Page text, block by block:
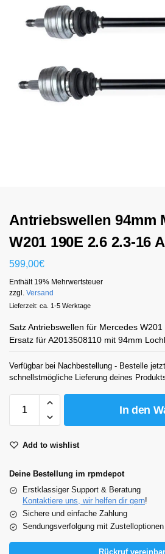
Antriebswellen 94mm
W201 190E 2.6 2.3-16
599,00€
Enthält 19% Mehrwertsteuer
zzgl. Versand
Lieferzeit: ca. 1-5 Werktage
Satz Antriebswellen für Mercedes
Ersatz für A2013508110 mit 94mm
Verfügbar bei Nachbestellung - Bestelle
schnellstmögliche Lieferung deines
In den
Add to wishlist
Deine Bestellung im rpmdepot
Erstklassiger Support & Beratung
Kontaktiere uns, wir helfen dir gern!
Sichere und einfache Zahlung
Sendungsverfolgung mit Zustelloptionen